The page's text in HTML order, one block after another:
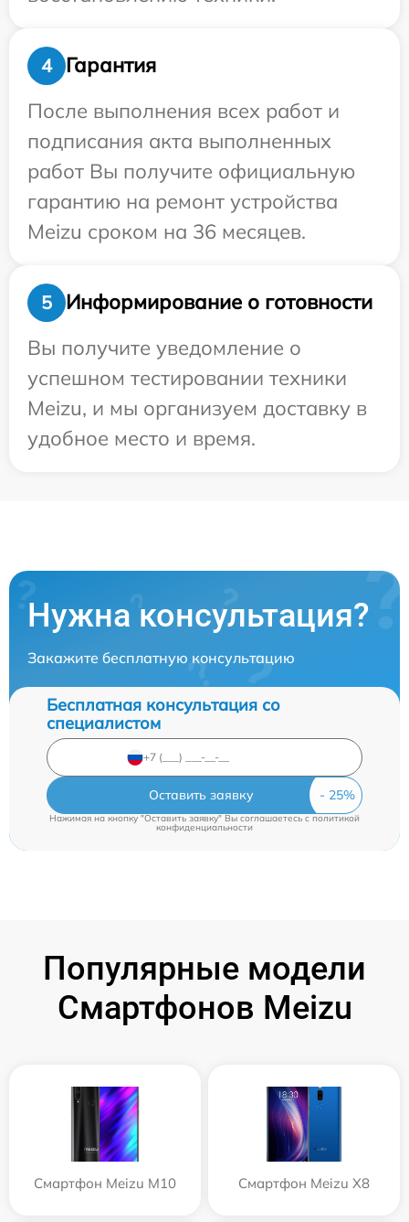
4
Гарантия
После выполнения всех работ и
подписания акта выполненных
работ Вы получите официальную
гарантию на ремонт устройства
Meizu сроком на 36 месяцев.
5
Информирование о готовности
Вы получите уведомление о
успешном тестировании техники
Meizu, и мы организуем доставку в
удобное место и время.
Нужна консультация?
Закажите бесплатную консультацию
Бесплатная консультация со
специалистом
Оставить заявку
Нажимая на кнопку "Оставить заявку" Вы соглашаетесь cполитикой
конфиденциальности
Популярные модели
Смартфонов Meizu
Смартфон Meizu M10 Смартфон Meizu X8